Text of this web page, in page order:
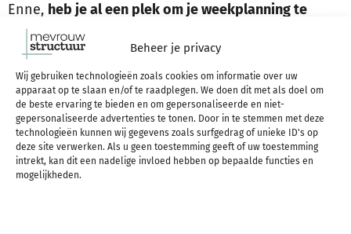
Beheer je privacy
Wij gebruiken technologieën zoals cookies om informatie over uw
apparaat op te slaan en/of te raadplegen. We doen dit met als doel om
de beste ervaring te bieden en om gepersonaliseerde en niet-
gepersonaliseerde advertenties te tonen. Door in te stemmen met deze
technologieën kunnen wij gegevens zoals surfgedrag of unieke ID's op
deze site verwerken. Als u geen toestemming geeft of uw toestemming
intrekt, kan dit een nadelige invloed hebben op bepaalde functies en
mogelijkheden.
Enne, heb je al een plek om je weekplanning te
maken?Of maak je zelfs al een weekplanning, maar
wil je dat beter leren doen? En ligt er dus al een
planner voor je klaar of gebruik je al een planning
app? Blijf die dan vooral gebruiken en scroll verder
naar de stappen voor het maken van de